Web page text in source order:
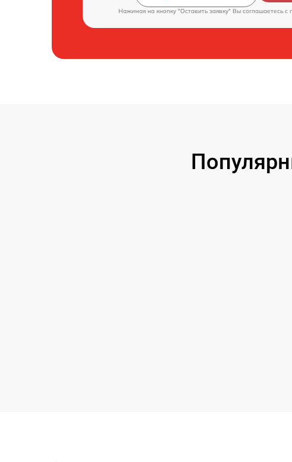
Нажимая на кнопку "Оставить заявку" Вы соглашаетесь c